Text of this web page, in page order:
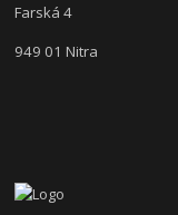
Farská 4
949 01 Nitra